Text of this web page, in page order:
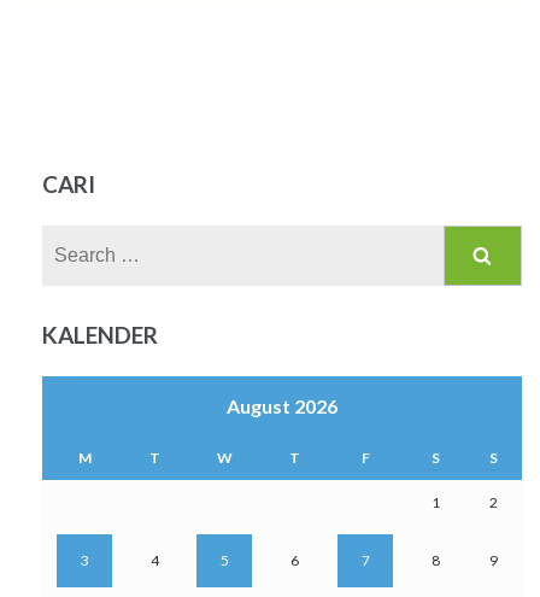
CARI
KALENDER
August 2026
M T W T F S S
1 2
3 4 5 6 7 8 9